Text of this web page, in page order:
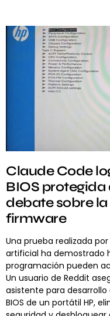
Claude Code
BIOS protegida
debate sobre
firmware
Una prueba realizada
artificial ha demostrado
programación pueden
Un usuario de Reddit
asistente para
BIOS de un portátil HP,